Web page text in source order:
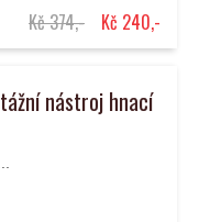
Kč 374,- Kč 240,-
nástroj hnací